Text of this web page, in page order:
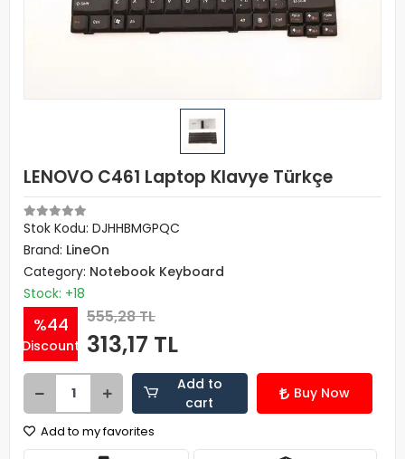
LENOVO C461 Laptop Klavye Türkçe
Stok Kodu: DJHHBMGPQC
Brand: LineOn
Category: Notebook Keyboard
Stock: +18
%44
Discount
555,28 TL
313,17 TL
Add to
cart
Buy Now
Add to my favorites